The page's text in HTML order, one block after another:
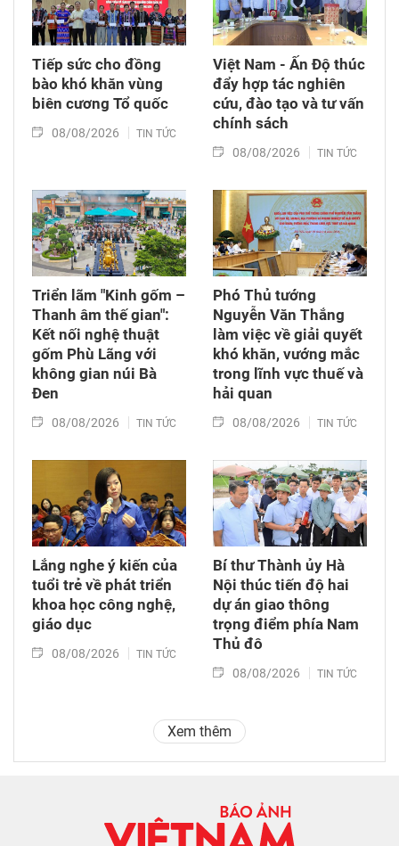
Tiếp sức cho đồng
bào khó khăn vùng
biên cương Tổ quốc
08/08/2026 TIN TỨC
Việt Nam - Ấn Độ thúc
đẩy hợp tác nghiên
cứu, đào tạo và tư vấn
chính sách
08/08/2026 TIN TỨC
Triển lãm "Kinh gốm –
Thanh âm thế gian":
Kết nối nghệ thuật
gốm Phù Lãng với
không gian núi Bà
Đen
08/08/2026 TIN TỨC
Phó Thủ tướng
Nguyễn Văn Thắng
làm việc về giải quyết
khó khăn, vướng mắc
trong lĩnh vực thuế và
hải quan
08/08/2026 TIN TỨC
Lắng nghe ý kiến của
tuổi trẻ về phát triển
khoa học công nghệ,
giáo dục
08/08/2026 TIN TỨC
Bí thư Thành ủy Hà
Nội thúc tiến độ hai
dự án giao thông
trọng điểm phía Nam
Thủ đô
08/08/2026 TIN TỨC
Xem thêm